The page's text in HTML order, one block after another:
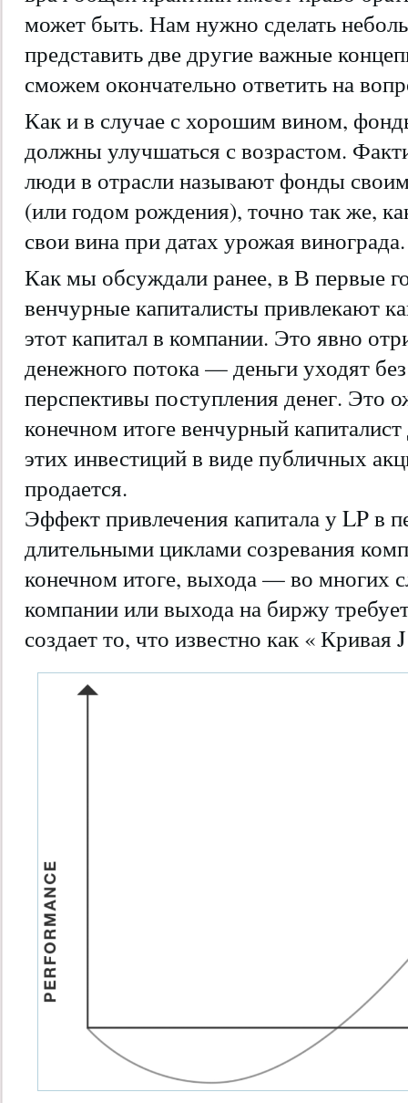
может быть. Нам нужно сделать
представить две другие важные
сможем окончательно ответить на
Как и в случае с хорошим вином,
должны улучшаться с возрастом.
люди в отрасли называют фонды
(или годом рождения), точно так же,
свои вина при датах урожая винограда.
Как мы обсуждали ранее, в В первые
венчурные капиталисты привлекают
этот капитал в компании. Это явно
денежного потока — деньги уходят
перспективы поступления денег. Это
конечном итоге венчурный
этих инвестиций в виде публичных
продается.
Эффект привлечения капитала у LP в
длительными циклами созревания
конечном итоге, выхода — во многих
компании или выхода на биржу
создает то, что известно как « Кривая